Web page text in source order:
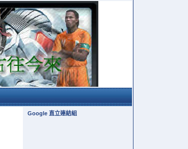
Google 直立連結組